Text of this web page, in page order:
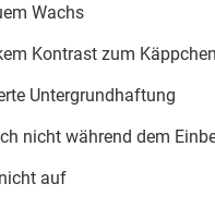
Wachs
Kontrast zum Käppchen
Untergrundhaftung
nicht während dem
auf